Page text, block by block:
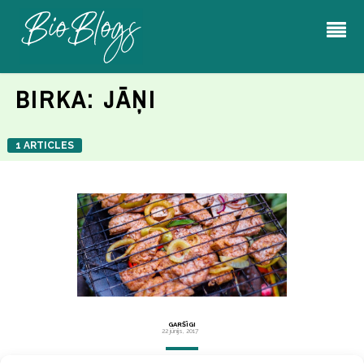
BIRKA: JĀŅI
1 ARTICLES
GARŠĪGI
22 jūnijs, 2017